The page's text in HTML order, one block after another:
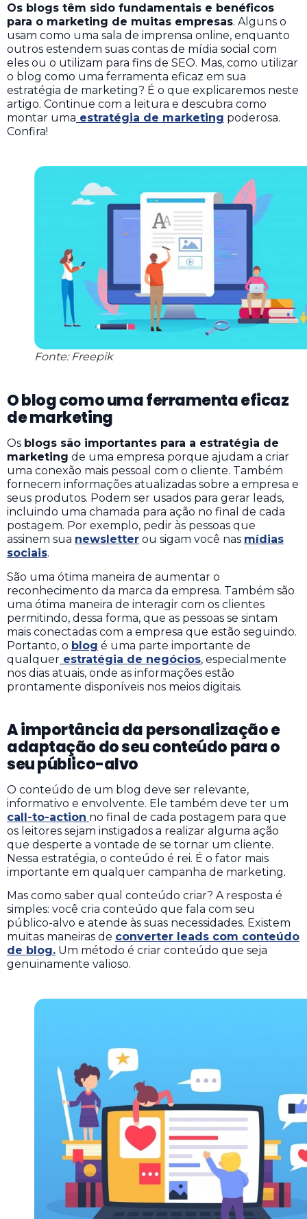
Os blogs têm sido fundamentais e benéficos
para o marketing de muitas empresas. Alguns o
usam como uma sala de imprensa online, enquanto
outros estendem suas contas de mídia social com
eles ou o utilizam para fins de SEO. Mas, como utilizar
o blog como uma ferramenta eficaz em sua
estratégia de marketing? É o que explicaremos neste
artigo. Continue com a leitura e descubra como
montar uma estratégia de marketing poderosa.
Confira!
Fonte: Freepik
O blog como uma ferramenta eficaz
de marketing
Os blogs são importantes para a estratégia de
marketing de uma empresa porque ajudam a criar
uma conexão mais pessoal com o cliente. Também
fornecem informações atualizadas sobre a empresa e
seus produtos. Podem ser usados para gerar leads,
incluindo uma chamada para ação no final de cada
postagem. Por exemplo, pedir às pessoas que
assinem sua newsletter ou sigam você nas mídias
sociais.
São uma ótima maneira de aumentar o
reconhecimento da marca da empresa. Também são
uma ótima maneira de interagir com os clientes
permitindo, dessa forma, que as pessoas se sintam
mais conectadas com a empresa que estão seguindo.
Portanto, o blog é uma parte importante de
qualquer estratégia de negócios, especialmente
nos dias atuais, onde as informações estão
prontamente disponíveis nos meios digitais.
A importância da personalização e
adaptação do seu conteúdo para o
seu público-alvo
O conteúdo de um blog deve ser relevante,
informativo e envolvente. Ele também deve ter um
call-to-action no final de cada postagem para que
os leitores sejam instigados a realizar alguma ação
que desperte a vontade de se tornar um cliente.
Nessa estratégia, o conteúdo é rei. É o fator mais
importante em qualquer campanha de marketing.
Mas como saber qual conteúdo criar? A resposta é
simples: você cria conteúdo que fala com seu
público-alvo e atende às suas necessidades. Existem
muitas maneiras de converter leads com conteúdo
de blog. Um método é criar conteúdo que seja
genuinamente valioso.